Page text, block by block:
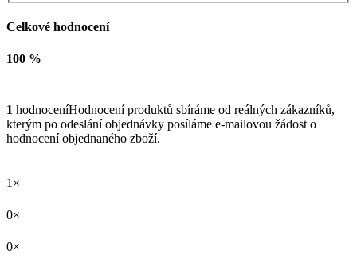
Celkové hodnocení
100 %
1 hodnoceníHodnocení produktů sbíráme od reálných zákazníků,
kterým po odeslání objednávky posíláme e-mailovou žádost o
hodnocení objednaného zboží.
1×
0×
0×